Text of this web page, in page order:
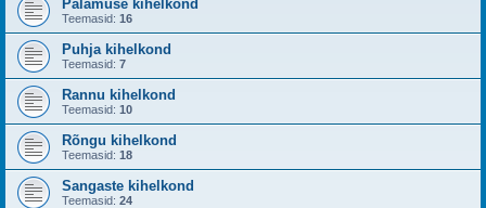
Palamuse kihelkond
Teemasid: 16
Puhja kihelkond
Teemasid: 7
Rannu kihelkond
Teemasid: 10
Rõngu kihelkond
Teemasid: 18
Sangaste kihelkond
Teemasid: 24